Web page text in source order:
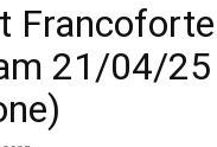
21/04/